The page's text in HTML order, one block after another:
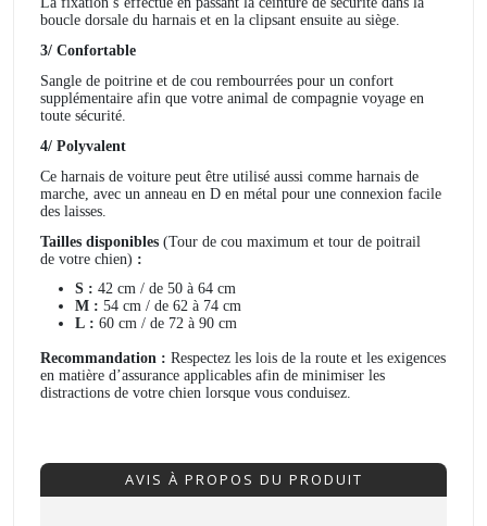
boucle dorsale du harnais et en la clipsant ensuite au siège.
3/ Confortable
Sangle de poitrine et de cou rembourrées pour un confort
supplémentaire afin que votre animal de compagnie voyage en
toute sécurité.
4/ Polyvalent
Ce harnais de voiture peut être utilisé aussi comme harnais de
marche, avec un anneau en D en métal pour une connexion facile
des laisses.
Tailles disponibles (Tour de cou maximum et tour de poitrail
de votre chien) :
S : 42 cm / de 50 à 64 cm
M : 54 cm / de 62 à 74 cm
L : 60 cm / de 72 à 90 cm
Recommandation : Respectez les lois de la route et les exigences
en matière d’assurance applicables afin de minimiser les
distractions de votre chien lorsque vous conduisez.
AVIS À PROPOS DU PRODUIT